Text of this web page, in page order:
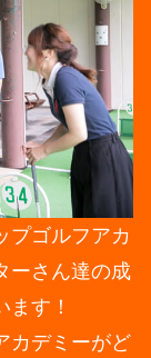
プゴルフアカ
ーさん達の成
す！
カデミーがど